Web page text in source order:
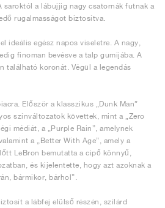
a lábujjig nagy csatornák futnak a
rugalmasságot biztosítva.
ideális egész napos viseletre. A nagy,
finoman bevésve a talp gumijába. A
található koronát. Végül a legendás
Először a klasszikus „Dunk Man”
színváltozatok követtek, mint a „Zero
médiát, a „Purple Rain”, amelynek
a „Better With Age”, amely a
LeBron bemutatta a cipő könnyű,
és kijelentette, hogy azt azoknak a
bármikor, bárhol”.
a lábfej elülső részén, szilárd